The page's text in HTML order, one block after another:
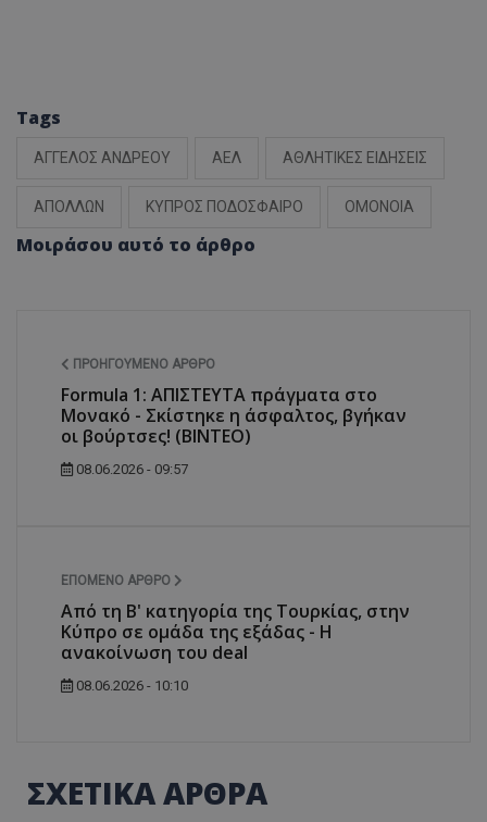
Tags
ΑΓΓΕΛΟΣ ΑΝΔΡΕΟΥ ΑΕΛ ΑΘΛΗΤΙΚΕΣ ΕΙΔΗΣΕΙΣ
ΑΠΟΛΛΩΝ ΚΥΠΡΟΣ ΠΟΔΟΣΦΑΙΡΟ ΟΜΟΝΟΙΑ
Μοιράσου αυτό το άρθρο
ΠΡΟΗΓΟΎΜΕΝΟ ΆΡΘΡΟ
Formula 1: ΑΠΙΣΤΕΥΤΑ πράγματα στο
Μονακό - Σκίστηκε η άσφαλτος, βγήκαν
οι βούρτσες! (ΒΙΝΤΕΟ)
08.06.2026 - 09:57
ΕΠΌΜΕΝΟ ΆΡΘΡΟ
Από τη Β' κατηγορία της Τουρκίας, στην
Κύπρο σε ομάδα της εξάδας - Η
ανακοίνωση του deal
08.06.2026 - 10:10
ΣΧΕΤΙΚΑ ΑΡΘΡΑ